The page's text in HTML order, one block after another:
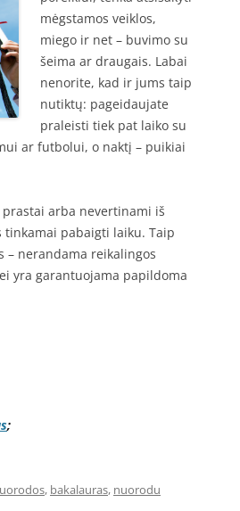
mėgstamos veiklos,
miego ir net – buvimo su
šeima ar draugais. Labai
nenorite, kad ir jums taip
nutiktų: pageidaujate
praleisti tiek pat laiko su
ar futbolui, o naktį – puikiai
arba nevertinami iš
tinkamai pabaigti laiku. Taip
nerandama reikalingos
yra garantuojama papildoma
;
, bakalauras, nuorodu